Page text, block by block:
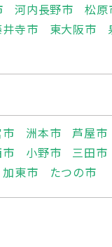
河内長野市 松原
井寺市 東大阪市
洲本市 芦屋市
小野市 三田市
加東市 たつの市